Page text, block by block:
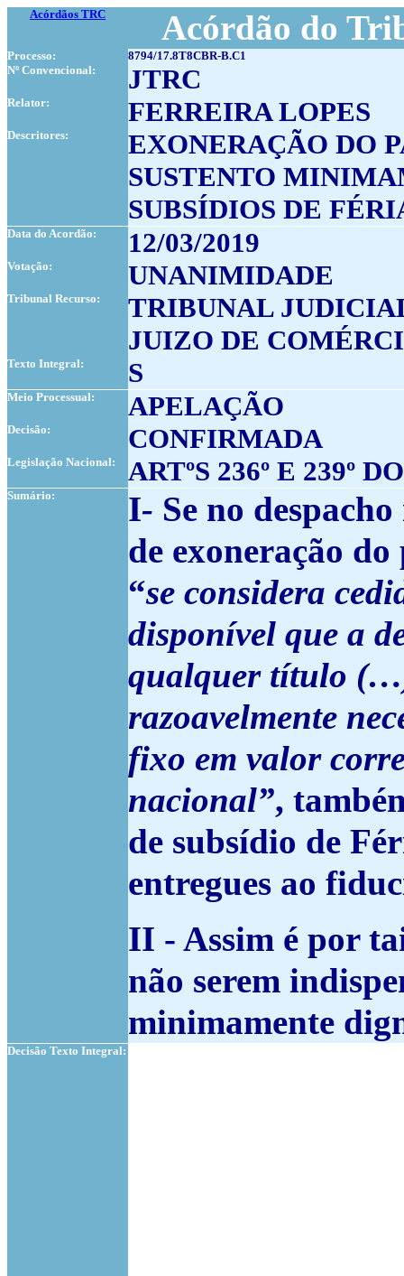
Acórdãos TRC Acórdão do
Processo:
8794/17.8T8CBR-B.C1
Nº Convencional:
JTRC
Relator: FERREIRA LOPES
Descritores:
EXONERAÇÃO DO
SUSTENTO
SUBSÍDIOS DE
Data do Acordão: 12/03/2019
Votação: UNANIMIDADE
Tribunal Recurso:
TRIBUNAL
JUIZO DE
Texto Integral: S
Meio Processual: APELAÇÃO
Decisão: CONFIRMADA
Legislação Nacional: ARTºS 236º E 239º
Sumário: I- Se no
de exoneração
“se considera
disponível que a
qualquer título
razoavelmente
fixo em valor
nacional”,
de subsídio de
entregues ao
II - Assim é por
não serem
minimamente
Decisão Texto Integral: